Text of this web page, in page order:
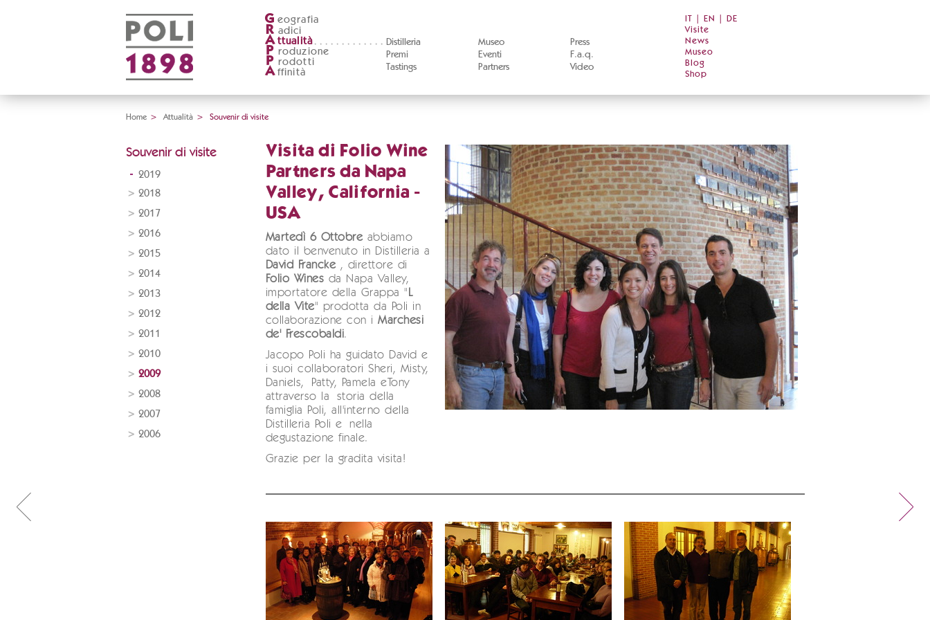
G eografia
R adici
A ttualità
Distilleria
Premi
Tastings
Museo
Eventi
Partners
Press
F.a.q.
Video
P roduzione
P rodotti
A ffinità
IT EN
DE
Visite
News
Museo
Blog
Shop
Home > Attualità > Souvenir di visite
Souvenir di visite
2019
2018
2017
2016
2015
2014
2013
2012
2011
2010
2009
2008
2007
2006
Visita di Folio Wine
Partners da Napa
Valley, California -
USA
Martedì 6 Ottobre abbiamo
dato il benvenuto in Distilleria a
David Francke , direttore di
Folio Wines da Napa Valley,
importatore della Grappa " L
della Vite" prodotta da Poli in
collaborazione con iMarchesi
de' Frescobaldi.
Jacopo Poli ha guidato David e
i suoi collaboratori Sheri, Misty,
Daniels, Patty, Pamela eTony
attraverso la storia della
famiglia Poli, all'interno della
Distilleria Poli e nella
degustazione finale.
Grazie per la gradita visita!